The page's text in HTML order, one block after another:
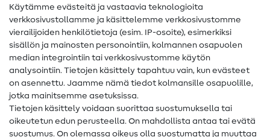
Ompelusanasto
Ompeluohjeet
Apua ja yhteystiedot
Yhteystiedot
Tietoa omistajanvaihdoksesta
FAQ
Käytämme evästeitä ja vastaavia teknologioita
verkkosivustollamme ja käsittelemme verkkosivustomme
vierailijoiden henkilötietoja (esim. IP-osoite), esimerkiksi
sisällön ja mainosten personointiin, kolmannen osapuolen
median integrointiin tai verkkosivustomme käytön
analysointiin. Tietojen käsittely tapahtuu vain, kun evästeet
on asennettu. Jaamme nämä tiedot kolmansille osapuolille,
jotka mainitsemme asetuksissa.
Tietojen käsittely voidaan suorittaa suostumuksella tai
oikeutetun edun perusteella. On mahdollista antaa tai evätä
suostumus. On olemassa oikeus olla suostumatta ja muuttaa